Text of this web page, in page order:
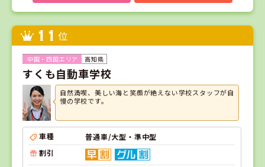
11 位
高知県
すくも自動車学校
自然満喫、美しい海と笑顔が絶えない学校スタッフが自
慢の学校です。
車種
普通車/大型・準中型
割引